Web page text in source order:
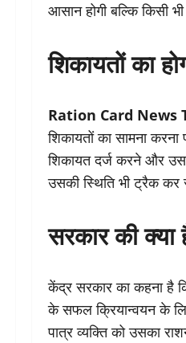
आसान होगी बल्कि किसी
शिकायतों का
Ration Card News
शिकायतों का सामना
शिकायत दर्ज करने और
उसकी स्थिति भी ट्रैक
सरकार की क्या
केंद्र सरकार का कहना है
के सफल क्रियान्वयन के
पात्र व्यक्ति को उसका